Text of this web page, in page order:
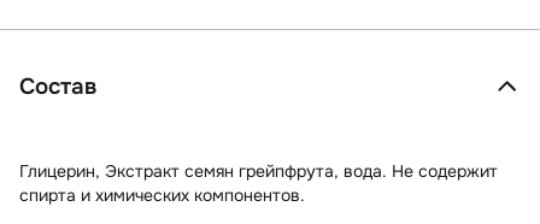
Состав
Глицерин, Экстракт семян грейпфрута, вода. Не содержит
спирта и химических компонентов.